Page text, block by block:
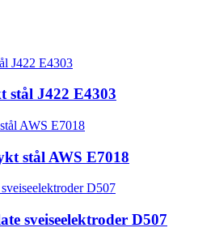
stål J422 E4303
stål AWS E7018
sveiseelektroder D507